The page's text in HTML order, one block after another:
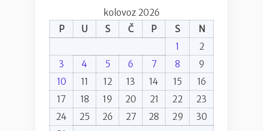
kolovoz 2026
P
U S Č P S
N
1
2
3
4 5 6 7 8
9
10
11 12 13 14 15
16
17
18 19 20 21 22
23
24
25 26 27 28 29
30